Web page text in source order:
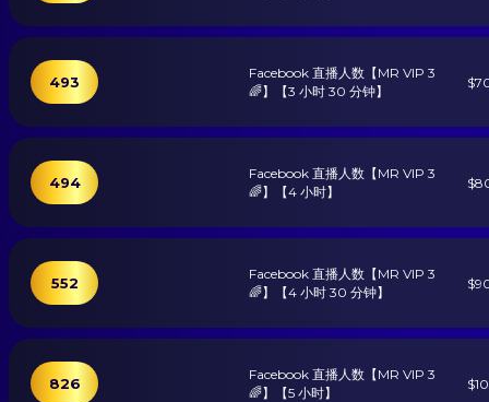
493
Facebook 直播人数【MR VIP 3
🌈】【3 小时 30 分钟】
494
Facebook 直播人数【MR VIP 3
🌈】【4 小时】
552
Facebook 直播人数【MR VIP 3
🌈】【4 小时 30 分钟】
826
Facebook 直播人数【MR VIP 3
🌈】【5 小时】